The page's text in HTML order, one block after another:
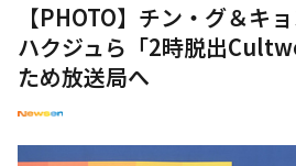
【PHOTO】チン・グ＆キ
ハクジュら「2時脱出
ため放送局へ